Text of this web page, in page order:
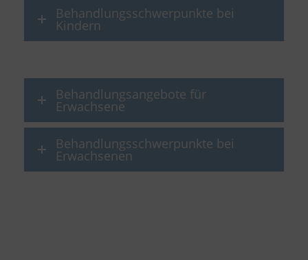
Behandlungsschwerpunkte bei
Kindern
Behandlungsangebote für
Erwachsene
Behandlungsschwerpunkte bei
Erwachsenen